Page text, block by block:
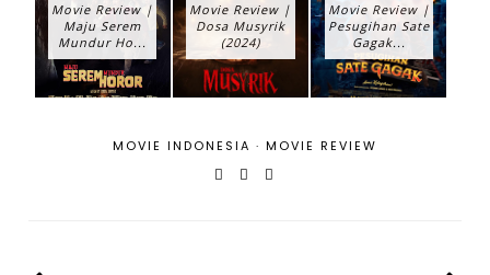
Movie Review |
Maju Serem
Mundur Ho...
Movie Review |
Dosa Musyrik
(2024)
Movie Review |
Pesugihan Sate
Gagak...
MOVIE INDONESIA · MOVIE REVIEW